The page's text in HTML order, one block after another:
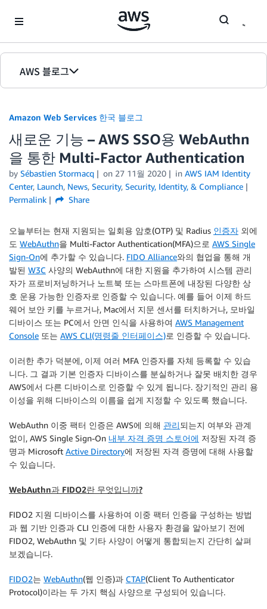
AWS 블로그
홈
에디션
Amazon Web Services 한국 블로그
새로운 기능 – AWS SSO용 WebAuthn
을 통한 Multi-Factor Authentication
by Sébastien Stormacq on 27 11월 2020 in AWS IAM Identity
Center, Launch, News, Security, Security, Identity, & Compliance
Permalink
Share
오늘부터는 현재 지원되는 일회용 암호(OTP) 및 Radius 인증자 외에
도 WebAuthn을 Multi-Factor Authentication(MFA)으로 AWS Single
Sign-On에 추가할 수 있습니다. FIDO Alliance와의 협업을 통해 개
발된 W3C 사양의 WebAuthn에 대한 지원을 추가하여 시스템 관리
자가 프로비저닝하거나 노트북 또는 스마트폰에 내장된 다양한 상
호 운용 가능한 인증자로 인증할 수 있습니다. 예를 들어 이제 하드
웨어 보안 키를 누르거나, Mac에서 지문 센서를 터치하거나, 모바일
디바이스 또는 PC에서 안면 인식을 사용하여 AWS Management
Console 또는 AWS CLI(명령줄 인터페이스)로 인증할 수 있습니다.
이러한 추가 덕분에, 이제 여러 MFA 인증자를 자체 등록할 수 있습
니다. 그 결과 기본 인증자 디바이스를 분실하거나 잘못 배치한 경우
AWS에서 다른 디바이스로 인증할 수 있게 됩니다. 장기적인 관리 용
이성을 위해 디바이스의 이름을 쉽게 지정할 수 있도록 했습니다.
WebAuthn 이중 팩터 인증은 AWS에 의해 관리되는지 여부와 관계
없이, AWS Single Sign-On 내부 자격 증명 스토어에 저장된 자격 증
명과 Microsoft Active Directory에 저장된 자격 증명에 대해 사용할
수 있습니다.
WebAuthn과 FIDO2란 무엇입니까?
FIDO2 지원 디바이스를 사용하여 이중 팩터 인증을 구성하는 방법
과 웹 기반 인증과 CLI 인증에 대한 사용자 환경을 알아보기 전에
FIDO2, WebAuthn 및 기타 사양이 어떻게 통합되는지 간단히 살펴
보겠습니다.
FIDO2는 WebAuthn(웹 인증)과 CTAP(Client To Authenticator
Protocol)이라는 두 가지 핵심 사양으로 구성되어 있습니다.